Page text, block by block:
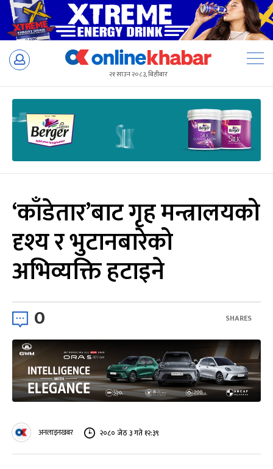
Skip
२१ साउन २०८३, बिहीबार
‘काँडेतार’बाट गृह मन्त्रालयको
दृश्य र भुटानबारेको
अभिव्यक्ति हटाइने
0 SHARES
अनलाइनखबर २०८० जेठ ३ गते १२:३९